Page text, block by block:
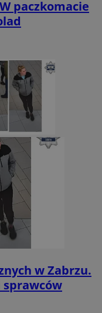
paczkomacie
w Zabrzu.